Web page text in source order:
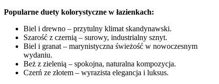
Popularne duety kolorystyczne w łazienkach:
Biel i drewno – przytulny klimat skandynawski.
Szarość z czernią – surowy, industrialny sznyt.
Biel i granat – marynistyczna świeżość w nowoczesnym
wydaniu.
Beż z zielenią – spokojna, naturalna kompozycja.
Czerń ze złotem – wyrazista elegancja i luksus.